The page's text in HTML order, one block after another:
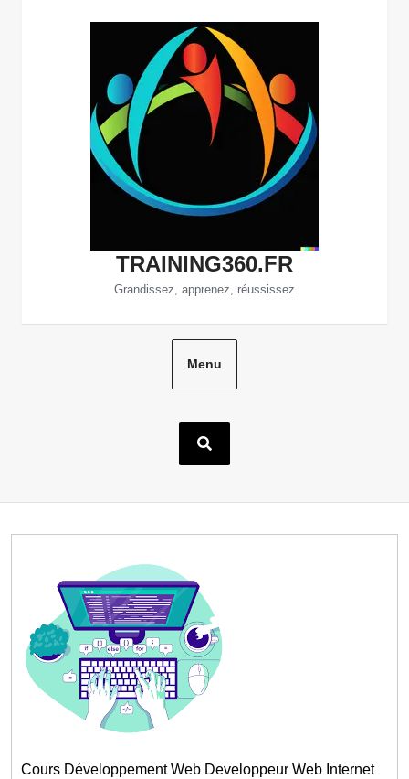
TRAINING360.FR
Grandissez, apprenez, réussissez
Menu
Cours Développement Web Developpeur Web Internet